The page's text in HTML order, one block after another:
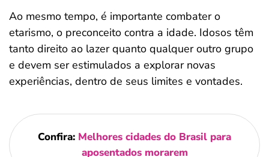
Ao mesmo tempo, é importante combater o
etarismo, o preconceito contra a idade. Idosos têm
tanto direito ao lazer quanto qualquer outro grupo
e devem ser estimulados a explorar novas
experiências, dentro de seus limites e vontades.
Confira: Melhores cidades do Brasil para
aposentados morarem